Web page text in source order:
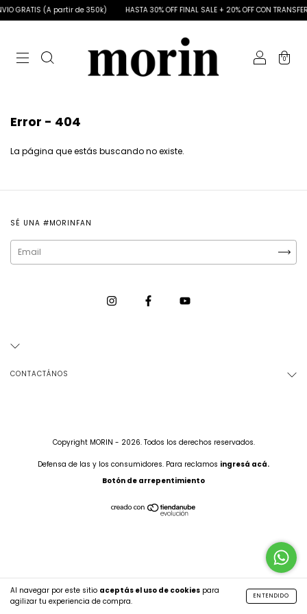
GRATIS (A partir de 350k) HASTA 30% OFF FINAL SALE + 20% OFF CON
0
Al navegar por este sitio aceptás el uso de cookies para
agilizar tu experiencia de compra.
ENTENDIDO
Error - 404
La página que estás buscando no existe.
SÉ UNA #MORINFAN
CONTACTÁNOS
Copyright MORIN - 2026. Todos los derechos reservados.
Defensa de las y los consumidores. Para reclamos ingresá acá.
Botón de arrepentimiento